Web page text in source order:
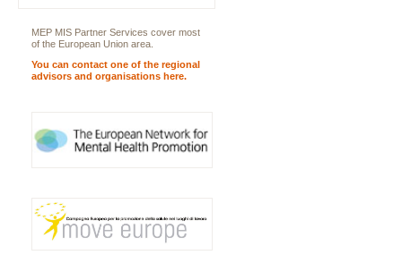
MEP MIS Partner Services cover most
of the European Union area.
You can contact one of the regional
advisors and organisations here.